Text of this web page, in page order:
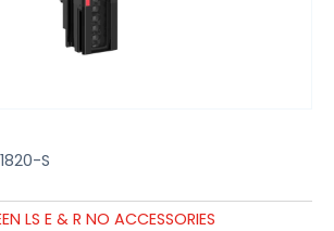
S
LS E & R NO ACCESSORIES